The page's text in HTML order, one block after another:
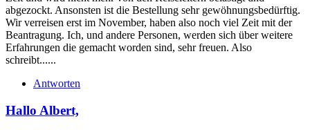
abgezockt. Ansonsten ist die Bestellung sehr gewöhnungsbedürftig.
Wir verreisen erst im November, haben also noch viel Zeit mit der
Beantragung. Ich, und andere Personen, werden sich über weitere
Erfahrungen die gemacht worden sind, sehr freuen. Also
schreibt......
Antworten
Hallo Albert,